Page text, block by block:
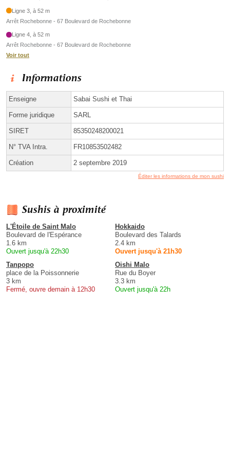
Ligne 3, à 52 m
Arrêt Rochebonne - 67 Boulevard de Rochebonne
Ligne 4, à 52 m
Arrêt Rochebonne - 67 Boulevard de Rochebonne
Voir tout
Informations
Enseigne Sabai Sushi et Thai
Forme juridique SARL
SIRET 85350248200021
N° TVA Intra. FR10853502482
Création 2 septembre 2019
Éditer les informations de mon sushi
Sushis à proximité
L'Étoile de Saint Malo
Boulevard de l'Espérance
1.6 km
Ouvert jusqu'à 22h30
Hokkaido
Boulevard des Talards
2.4 km
Ouvert jusqu'à 21h30
Tanpopo
place de la Poissonnerie
3 km
Fermé, ouvre demain à 12h30
Oishi Malo
Rue du Boyer
3.3 km
Ouvert jusqu'à 22h